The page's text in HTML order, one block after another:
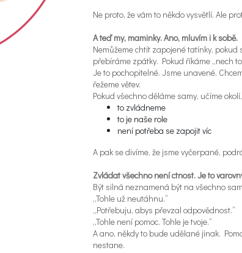
Ne proto, že vám to někdo vysvětlí. Ale
A teď my, maminky. Ano, mluvím i k sobě.
Nemůžeme chtít zapojené tatínky,
přebíráme zpátky. Pokud říkáme „nech
Je to pochopitelné. Jsme unavené.
řežeme větev.
Pokud všechno děláme samy, učíme
to zvládneme
to je naše role
není potřeba se zapojit víc
A pak se divíme, že jsme vyčerpané,
Zvládat všechno není ctnost. Je to
Být silná neznamená být na všechno
„Tohle už neutáhnu.“
„Potřebuju, abys převzal odpovědnost.“
„Tohle není pomoc. Tohle je tvoje.“
A ano, někdy to bude udělané jinak.
nestane.